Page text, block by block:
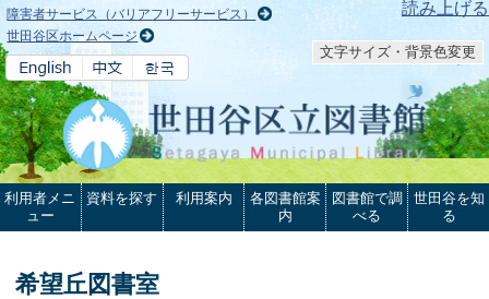
本文へ 読み上げる
障害者サービス（バリアフリーサービス）
世田谷区ホームページ
文字サイズ・背景色変更
利用者メニ
ュー
資料を探す 利用案内
各図書館案
内
図書館で調
べる
世田谷を知
る
希望丘図書室